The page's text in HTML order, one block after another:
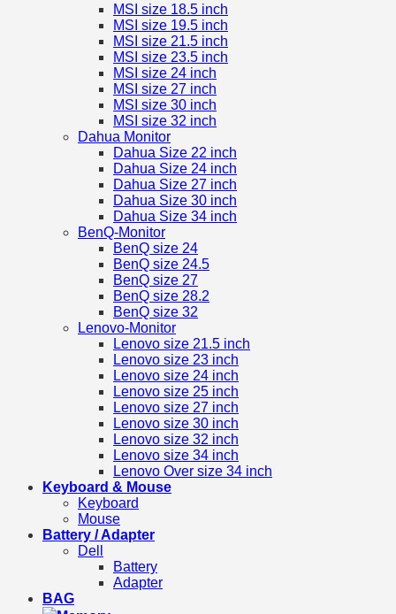
MSI size 18.5 inch
MSI size 19.5 inch
MSI size 21.5 inch
MSI size 23.5 inch
MSI size 24 inch
MSI size 27 inch
MSI size 30 inch
MSI size 32 inch
Dahua Monitor
Dahua Size 22 inch
Dahua Size 24 inch
Dahua Size 27 inch
Dahua Size 30 inch
Dahua Size 34 inch
BenQ-Monitor
BenQ size 24
BenQ size 24.5
BenQ size 27
BenQ size 28.2
BenQ size 32
Lenovo-Monitor
Lenovo size 21.5 inch
Lenovo size 23 inch
Lenovo size 24 inch
Lenovo size 25 inch
Lenovo size 27 inch
Lenovo size 30 inch
Lenovo size 32 inch
Lenovo size 34 inch
Lenovo Over size 34 inch
Keyboard & Mouse
Keyboard
Mouse
Battery / Adapter
Dell
Battery
Adapter
BAG